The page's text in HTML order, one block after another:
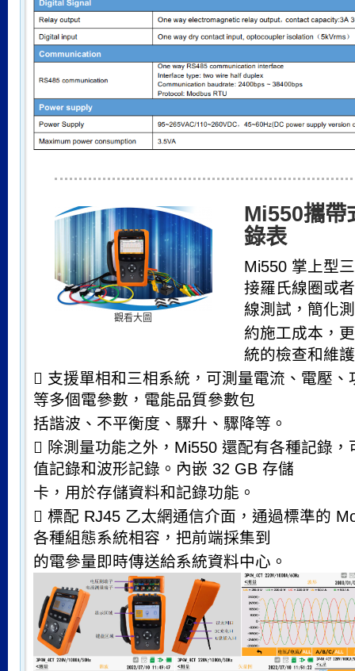
觀看大圖
Mi550攜帶
錄表
Mi550 掌上型
接羅氏線圈或
線測試，簡化
約施工成本，
統的檢查和維
 支援單相和三相系統，可測量電流、電壓
等多個電參數，電能品質參數包
括諧波、不平衡度、驟升、驟降等。
 除測量功能之外， Mi550 還配有各種記錄，
值記錄和波形記錄。內嵌 32 GB 存儲
卡，用於存儲資料和記錄功能。
 標配 RJ45 乙太網通信介面，通過標準的
各種組態系統相容，把前端採集到
的電參量即時傳送給系統資料中心。